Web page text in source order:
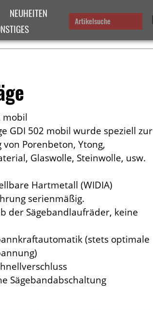
NEUHEITEN
Artikelsuche
mobil
GDI 502 mobil wurde speziell zur
Porenbeton, Ytong,
Glaswolle, Steinwolle, usw.
Hartmetall (WIDIA)
serienmäßig.
der Sägebandlaufräder, keine
(stets optimale
Sägebandabschaltung